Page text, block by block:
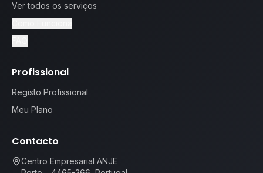
Ver todos os serviços
Profissional
Registo Profissional
Meu Plano
Contacto
Centro Empresarial ANJE